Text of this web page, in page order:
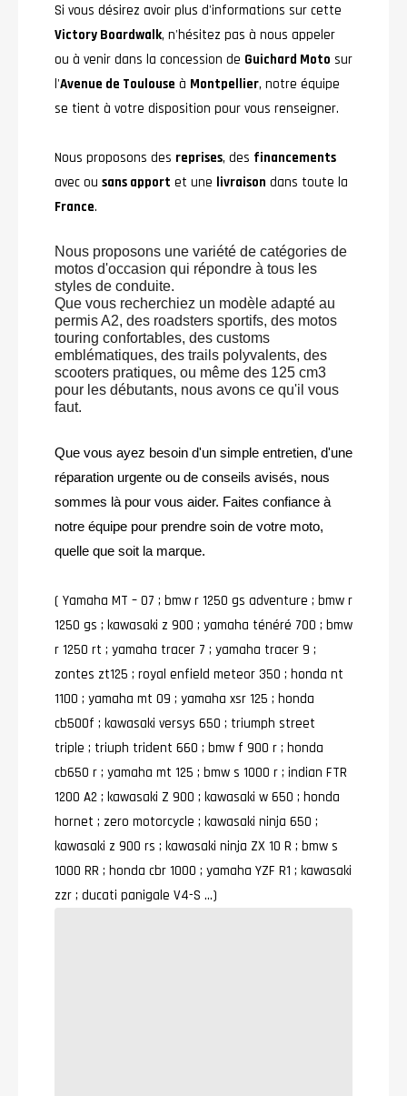
Si vous désirez avoir plus d'informations sur cette
Victory Boardwalk, n'hésitez pas à nous appeler
ou à venir dans la concession de Guichard Moto sur
l'Avenue de Toulouse à Montpellier, notre équipe
se tient à votre disposition pour vous renseigner.
Nous proposons des reprises, des financements
avec ou sans apport et une livraison dans toute la
France.
Nous proposons une variété de catégories de
motos d'occasion qui répondre à tous les
styles de conduite.
Que vous recherchiez un modèle adapté au
permis A2, des roadsters sportifs, des motos
touring confortables, des customs
emblématiques, des trails polyvalents, des
scooters pratiques, ou même des 125 cm3
pour les débutants, nous avons ce qu'il vous
faut.
Que vous ayez besoin d'un simple entretien, d'une
réparation urgente ou de conseils avisés, nous
sommes là pour vous aider. Faites confiance à
notre équipe pour prendre soin de votre moto,
quelle que soit la marque.
( Yamaha MT – O7 ; bmw r 1250 gs adventure ; bmw r
1250 gs ; kawasaki z 900 ; yamaha ténéré 700 ; bmw
r 1250 rt ; yamaha tracer 7 ; yamaha tracer 9 ;
zontes zt125 ; royal enfield meteor 350 ; honda nt
1100 ; yamaha mt 09 ; yamaha xsr 125 ; honda
cb500f ; kawasaki versys 650 ; triumph street
triple ; triuph trident 660 ; bmw f 900 r ; honda
cb650 r ; yamaha mt 125 ; bmw s 1000 r ; indian FTR
1200 A2 ; kawasaki Z 900 ; kawasaki w 650 ; honda
hornet ; zero motorcycle ; kawasaki ninja 650 ;
kawasaki z 900 rs ; kawasaki ninja ZX 1O R ; bmw s
1000 RR ; honda cbr 1000 ; yamaha YZF R1 ; kawasaki
zzr ; ducati panigale V4-S …)